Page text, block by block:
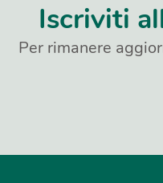
Iscriviti
Per rimanere